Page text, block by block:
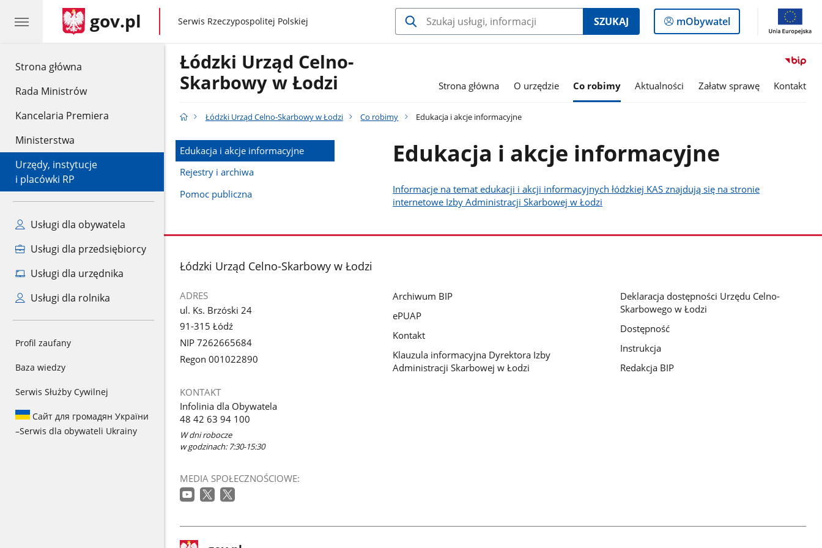
Strona główna
Rada Ministrów
Kancelaria Premiera
Ministerstwa
Urzędy, instytucje
i placówki RP
Usługi dla obywatela
Usługi dla przedsiębiorcy
Usługi dla urzędnika
Usługi dla rolnika
Profil zaufany
Baza wiedzy
Serwis Służby Cywilnej
Сайт для громадян України
–Serwis dla obywateli Ukrainy
gov.pl gov.pl
Serwis Rzeczypospolitej Polskiej SZUKAJ
Logowanie
do
mObywatel
Łódzki Urząd Celno-
Skarbowy w Łodzi
Strona główna O urzędzie Co robimy Aktualności Załatw sprawę Kontakt
Łódzki Urząd Celno-Skarbowy w Łodzi Co robimy Edukacja i akcje informacyjne
Edukacja i akcje informacyjne
Rejestry i archiwa
Pomoc publiczna
Edukacja i akcje informacyjne
Informacje na temat edukacji i akcji informacyjnych łódzkiej KAS znajdują się na stronie
internetowe Izby Administracji Skarbowej w Łodzi
stopka
Łódzki Urząd Celno-Skarbowy w Łodzi
ADRES
ul. Ks. Brzóski 24
91-315 Łódź
NIP 7262665684
Regon 001022890
KONTAKT
Infolinia dla Obywatela
48 42 63 94 100
W dni robocze
w godzinach: 7:30-15:30
MEDIA SPOŁECZNOŚCIOWE:
Archiwum BIP
ePUAP
Kontakt
Klauzula informacyjna Dyrektora Izby
Administracji Skarbowej w Łodzi
Deklaracja dostępności Urzędu Celno-
Skarbowego w Łodzi
Dostępność
Instrukcja
Redakcja BIP
stopka